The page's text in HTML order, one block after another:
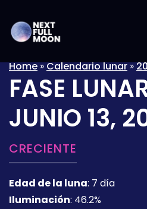
Home»Calendario lunar»
FASE
JUNIO 13,
CRECIENTE
Edad de la luna: 7 día
Iluminación: 46.2%